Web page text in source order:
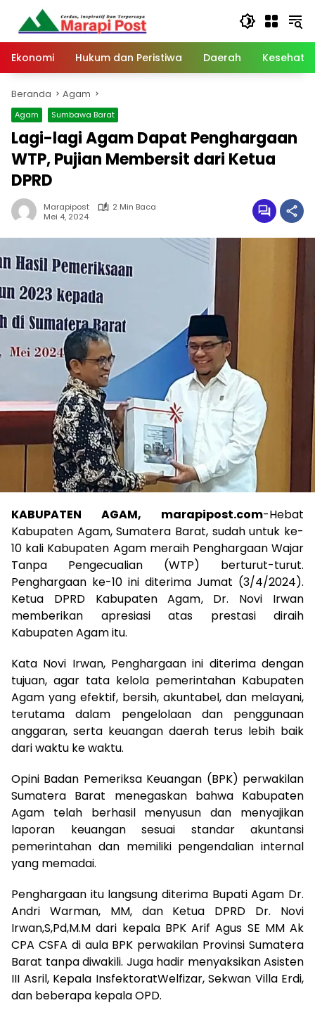
Langsung
konten
Ekonomi
Hukum dan Peristiwa Daerah
Beranda Agam
Agam Sumbawa Barat
Lagi-lagi Agam Dapat Penghargaan
WTP, Pujian Membersit dari Ketua
DPRD
Marapipost
2 Min Baca
Mei 4, 2024
KABUPATEN AGAM, marapipost.com-Hebat
Kabupaten Agam, Sumatera Barat, sudah untuk ke-
10 kali Kabupaten Agam meraih Penghargaan Wajar
Tanpa Pengecualian (WTP) berturut-turut.
Penghargaan ke-10 ini diterima Jumat (3/4/2024).
Ketua DPRD Kabupaten Agam, Dr. Novi Irwan
memberikan apresiasi atas prestasi diraih
Kabupaten Agam itu.
Kata Novi Irwan, Penghargaan ini diterima dengan
tujuan, agar tata kelola pemerintahan Kabupaten
Agam yang efektif, bersih, akuntabel, dan melayani,
terutama dalam pengelolaan dan penggunaan
anggaran, serta keuangan daerah terus lebih baik
dari waktu ke waktu.
Opini Badan Pemeriksa Keuangan (BPK) perwakilan
Sumatera Barat menegaskan bahwa Kabupaten
Agam telah berhasil menyusun dan menyajikan
laporan keuangan sesuai standar akuntansi
pemerintahan dan memiliki pengendalian internal
yang memadai.
Penghargaan itu langsung diterima Bupati Agam Dr.
Andri Warman, MM, dan Ketua DPRD Dr. Novi
Irwan,S,Pd,M.M dari kepala BPK Arif Agus SE MM Ak
CPA CSFA di aula BPK perwakilan Provinsi Sumatera
Barat tanpa diwakili. Juga hadir menyaksikan Asisten
III Asril, Kepala InsfektoratWelfizar, Sekwan Villa Erdi,
dan beberapa kepala OPD.